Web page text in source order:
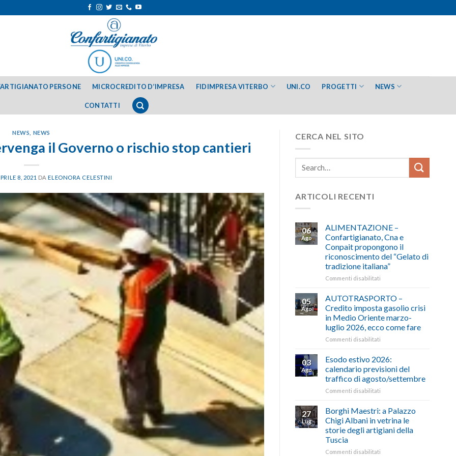
PERSONE MICROCREDITO D’IMPRESA FIDIMPRESA VITERBO UNI.CO PROGETTI NEWS
CONTATTI
NEWS NEWS
il Governo o rischio stop cantieri
8, 2021 DAELEONORA CELESTINI
CERCA NEL SITO
ARTICOLI RECENTI
06
Ago
ALIMENTAZIONE –
Confartigianato, Cna e
Conpait propongono il
riconoscimento del “Gelato di
tradizione italiana”
Commenti disabilitati
–
Cna
e
Conpait
riconoscimento
del
“Gelato
di
05
Ago
AUTOTRASPORTO –
Credito imposta gasolio crisi
in Medio Oriente marzo-
luglio 2026, ecco come fare
Commenti disabilitati
–
imposta
gasolio
Medio
Oriente
marzo-
luglio
03
Ago
Esodo estivo 2026:
calendario previsioni del
traffico di agosto/settembre
Commenti disabilitati
estivo
calendario
previsioni
27
Lug
Borghi Maestri: a Palazzo
Chigi Albani in vetrina le
storie degli artigiani della
Tuscia
Commenti disabilitati